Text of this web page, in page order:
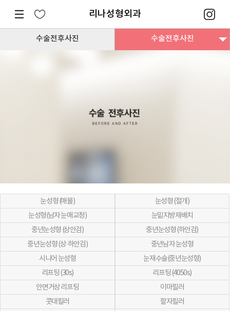
리나성형외과
수술전후사진 수술전후사진
눈성형 (매몰)
눈성형 (절개)
눈성형(남자 눈매교정)
눈밑지방재배치
중년눈성형 (상안검)
중년눈성형 (하안검)
중년눈성형 (상·하안검)
중년남자 눈성형
시니어 눈성형
눈재수술(중년눈성형)
리프팅 (30s)
리프팅 (4050s)
안면거상 리프팅
이마필러
콧대필러
팔자필러